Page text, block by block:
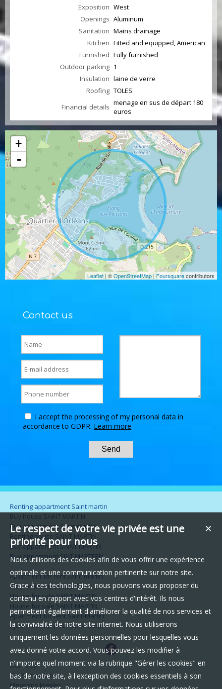
Exposition West
Openings Aluminum
Sanitation Mains drainage
Kitchen Fitted and equipped, American
Furnished Fully furnished
Outdoor parking 1
Insulation laine de verre
Roofing TOLES
Financial details menage en sus de départ 180
euros
+
-
Leaflet | ©OpenStreetMap | Foursquarecontributors
Contact us
I accept the processing of my personal data in
accordance to GDPR. Learn more
Renting appartment Saint martin
Buy house SAINT MARTIN
Buy appartment Saint martin
Renting house SAINT MARTIN
Buy appartment SAINT MARTIN
Buy appartment SINT MARTEEN
Apartment for rent saint martin
Plot for sale GOURBEYRE
House for sale SAINT MARTIN
House for sale SAINT MARTIN
Apartment for rent Saint-Martin
Apartment for rent saint-martin-
Our fees
Qui sommes-nous
Mentions légales
✕
Le respect de votre vie privée est une
priorité pour nous
Nous utilisons des cookies afin de vous offrir une expérience
optimale et une communication pertinente sur notre site.
Grace à ces technologies, nous pouvons vous proposer du
contenu en rapport avec vos centres d'intérêt. Ils nous
permettent également d'améliorer la qualité de nos services et
la convivialité de notre site internet. Nous utiliserons
uniquement les données personnelles pour lesquelles vous
avez donné votre accord. Vous pouvez les modifier à
n'importe quel moment via la rubrique "Gérer les cookies" en
bas de notre site, à l'exception des cookies essentiels à son